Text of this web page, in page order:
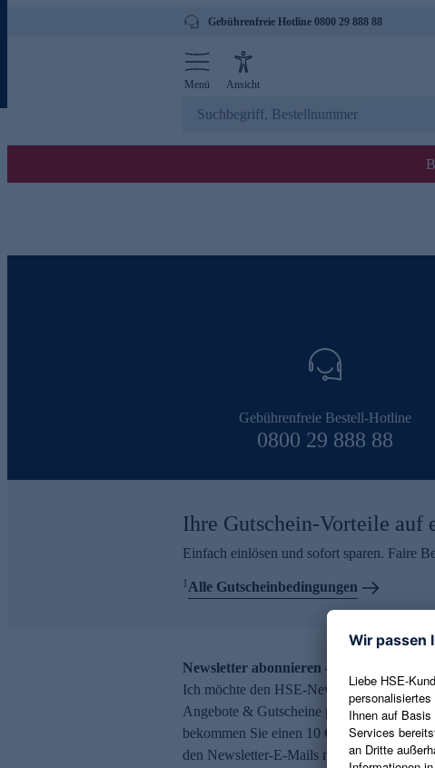
Gebührenfreie Hotline 0800 29 888 88
Menü Ansicht
Gebührenfreie Bestell-Hotline
0800 29 888 88
Ihre Gutschein-Vorteile auf
Einfach einlösen und sofort sparen. Faire
1Alle Gutscheinbedingungen
Newsletter abonnieren – 10 € Gutschein
Ich möchte den HSE-Newsletter
Angebote & Gutscheine per E-Mail
bekommen Sie einen 10 € Gutschein. Eine
den Newsletter-E-Mails möglich.